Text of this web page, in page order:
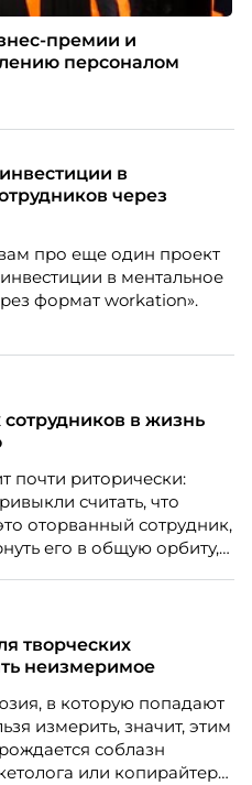
премии и
персоналом
в
через
про еще один проект
в ментальное
формат workation».
в жизнь
почти риторически:
считать, что
оторванный сотрудник,
его в общую орбиту,
на неудобном
обратное тому, что
свежего выпуска
лектор НИУ ВШЭ и
карьеры».
творческих
неизмеримое
в которую попадают
измерить, значит, этим
соблазн
или копирайтера